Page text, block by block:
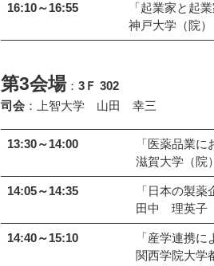
16:10～16:55
「起業家と起
神戸大学（院
第3会場：3Ｆ 302
司会 ：上智大学 山田 幸三
13:30～14:00
「医薬品業
滋賀大学（
14:05～14:35
「日本の製
田中 理英子
14:40～15:10
「産学連携
関西学院大